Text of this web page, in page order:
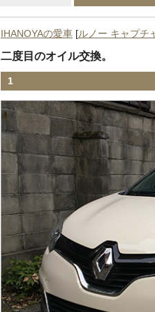
IHANOYAの愛車 [ルノー キャプチ
二度目のオイル交換。
1